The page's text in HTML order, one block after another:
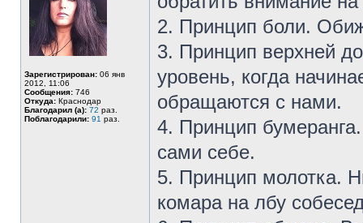
Зарегистрирован: 06 янв
2012, 11:06
Сообщения: 746
Откуда: Краснодар
Благодарил (а): 72 раз.
Поблагодарили: 91 раз.
2. Принцип боли.
3. Принцип верхней
уровень, когда
обращаются с нами.
4. Принцип
сами себе.
5. Принцип молотка.
комара на лбу